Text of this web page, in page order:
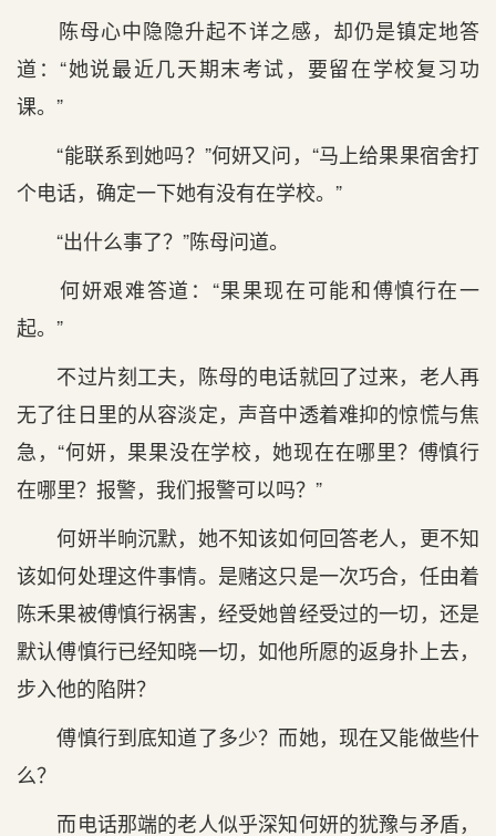
陈母心中隐隐升起不详之感，却仍是镇定地答
道：“她说最近几天期末考试，要留在学校复习功
课。”
“能联系到她吗？”何妍又问，“马上给果果宿舍打
个电话，确定一下她有没有在学校。”
“出什么事了？”陈母问道。
何妍艰难答道：“果果现在可能和傅慎行在一
起。”
不过片刻工夫，陈母的电话就回了过来，老人再
无了往日里的从容淡定，声音中透着难抑的惊慌与焦
急，“何妍，果果没在学校，她现在在哪里？傅慎行
在哪里？报警，我们报警可以吗？”
何妍半晌沉默，她不知该如何回答老人，更不知
该如何处理这件事情。是赌这只是一次巧合，任由着
陈禾果被傅慎行祸害，经受她曾经受过的一切，还是
默认傅慎行已经知晓一切，如他所愿的返身扑上去，
步入他的陷阱？
傅慎行到底知道了多少？而她，现在又能做些什
么？
而电话那端的老人似乎深知何妍的犹豫与矛盾，